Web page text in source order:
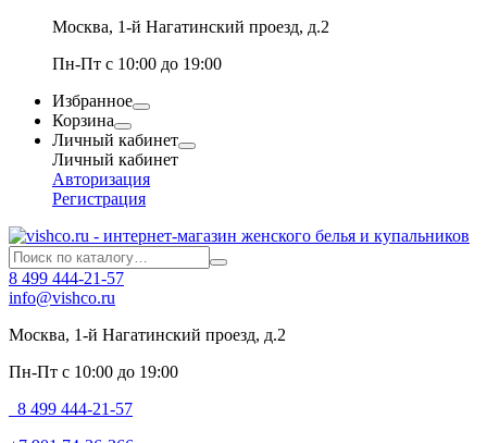
Москва, 1-й Нагатинский проезд, д.2
Пн-Пт с 10:00 до 19:00
Избранное
Корзина
Личный кабинет
Личный кабинет
Авторизация
Регистрация
8 499 444-21-57
info@vishco.ru
Москва, 1-й Нагатинский проезд, д.2
Пн-Пт с 10:00 до 19:00
8 499 444-21-57